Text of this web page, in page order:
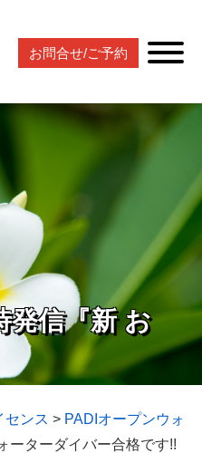
お問合せ/ご予約
発信『新 お
センス > PADIオープンウォ
ーターダイバー合格です!!